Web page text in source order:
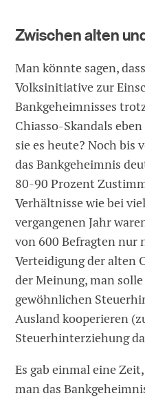
Zwischen alten
Man könnte sagen,
Volksinitiative zur
Bankgeheimnisses
Chiasso-Skandals
sie es heute? Noch bis
das Bankgeheimnis
80-90 Prozent
Verhältnisse wie bei
vergangenen Jahr
von 600 Befragten nur
Verteidigung der alten
der Meinung, man
gewöhnlichen
Ausland kooperieren
Steuerhinterziehung
Es gab einmal eine
man das